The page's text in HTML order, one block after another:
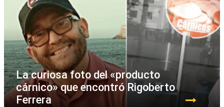
La curiosa foto del «producto
cárnico» que encontró Rigoberto
Ferrera